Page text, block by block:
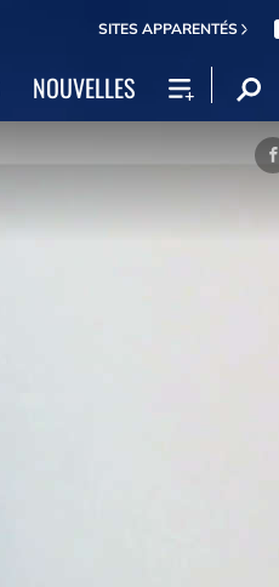
SITES APPARENTÉS
NOUVELLES